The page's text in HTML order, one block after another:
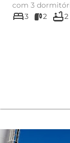
com 3
embutidos e
bed3 2 bathtub2